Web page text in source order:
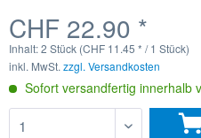
CHF 22.90 *
Inhalt:2 Stück (CHF 11.45 * / 1 Stück)
inkl. MwSt. zzgl. Versandkosten
Sofort versandfertig innerhalb